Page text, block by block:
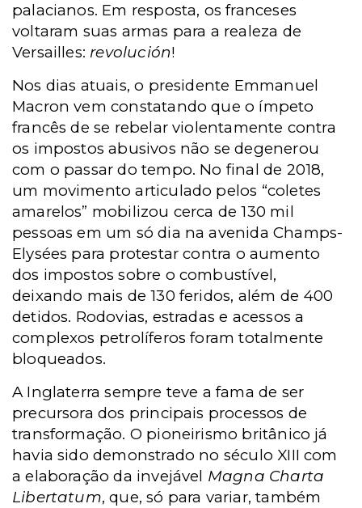
palacianos. Em resposta, os franceses
voltaram suas armas para a realeza de
Versailles: revolución!
Nos dias atuais, o presidente Emmanuel
Macron vem constatando que o ímpeto
francês de se rebelar violentamente contra
os impostos abusivos não se degenerou
com o passar do tempo. No final de 2018,
um movimento articulado pelos “coletes
amarelos” mobilizou cerca de 130 mil
pessoas em um só dia na avenida Champs-
Elysées para protestar contra o aumento
dos impostos sobre o combustível,
deixando mais de 130 feridos, além de 400
detidos. Rodovias, estradas e acessos a
complexos petrolíferos foram totalmente
bloqueados.
A Inglaterra sempre teve a fama de ser
precursora dos principais processos de
transformação. O pioneirismo britânico já
havia sido demonstrado no século XIII com
a elaboração da invejável Magna Charta
Libertatum, que, só para variar, também